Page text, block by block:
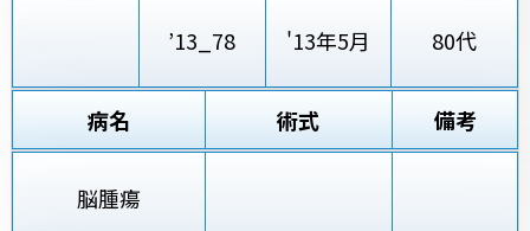
’13_78 '13年5月 80代
病名 術式 備考
脳腫瘍